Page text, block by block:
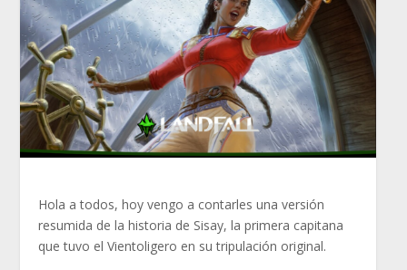
Hola a todos, hoy vengo a contarles una versión
resumida de la historia de Sisay, la primera capitana
que tuvo el Vientoligero en su tripulación original.